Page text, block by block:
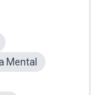
Mental